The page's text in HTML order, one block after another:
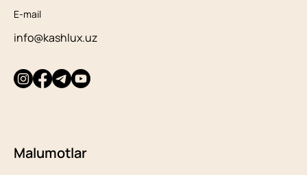
E-mail
info@kashlux.uz
Malumotlar